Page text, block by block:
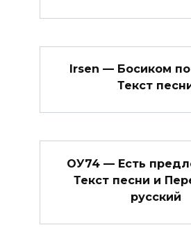
Irsen — Босиком
Текст
OУ74 — Есть
Текст песни и
русский